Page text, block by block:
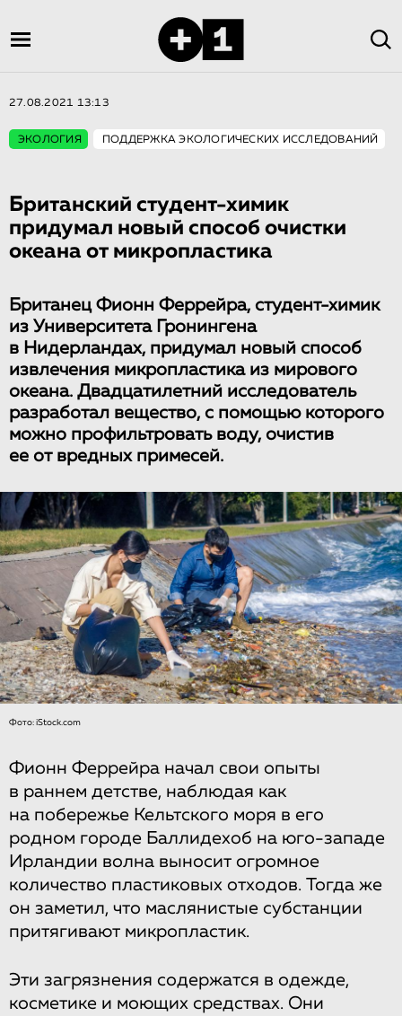
27.08.2021 13:13
ЭКОЛОГИЯ ПОДДЕРЖКА ЭКОЛОГИЧЕСКИХ ИССЛЕДОВАНИЙ
Британский студент-химик
придумал новый способ очистки
океана от микропластика
Британец Фионн Феррейра, студент-химик
из Университета Гронингена
в Нидерландах, придумал новый способ
извлечения микропластика из мирового
океана. Двадцатилетний исследователь
разработал вещество, с помощью которого
можно профильтровать воду, очистив
ее от вредных примесей.
Фото: iStock.com
Фионн Феррейра начал свои опыты
в раннем детстве, наблюдая как
на побережье Кельтского моря в его
родном городе Баллидехоб на юго-западе
Ирландии волна выносит огромное
количество пластиковых отходов. Тогда же
он заметил, что маслянистые субстанции
притягивают микропластик.
Эти загрязнения содержатся в одежде,
косметике и моющих средствах. Они